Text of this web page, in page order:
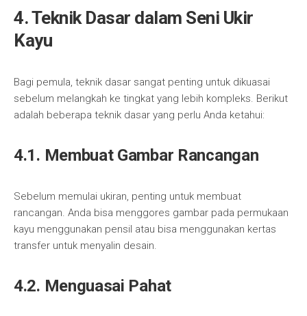
4. Teknik Dasar dalam Seni Ukir
Kayu
Bagi pemula, teknik dasar sangat penting untuk dikuasai
sebelum melangkah ke tingkat yang lebih kompleks. Berikut
adalah beberapa teknik dasar yang perlu Anda ketahui:
4.1. Membuat Gambar Rancangan
Sebelum memulai ukiran, penting untuk membuat
rancangan. Anda bisa menggores gambar pada permukaan
kayu menggunakan pensil atau bisa menggunakan kertas
transfer untuk menyalin desain.
4.2. Menguasai Pahat